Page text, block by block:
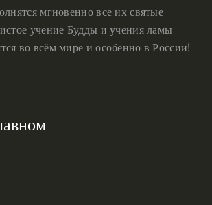
мгновенно все их святые
учение Будды и учения ламы
во всём мире и особенно в России!